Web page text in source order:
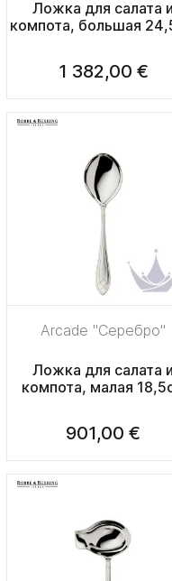
Ложка для салата и
компота, большая
1 382,00 €
Arcade "Серебро"
Ложка для салата и
компота, малая
901,00 €